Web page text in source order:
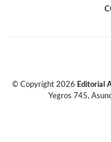
© Copyright 2026 Editorial
Yegros 745,